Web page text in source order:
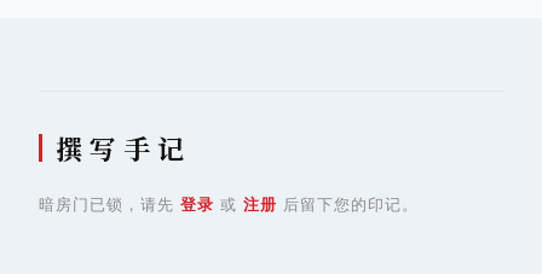
撰 写 手 记
暗房门已锁，请先 登录 或 注册 后留下您的印记。